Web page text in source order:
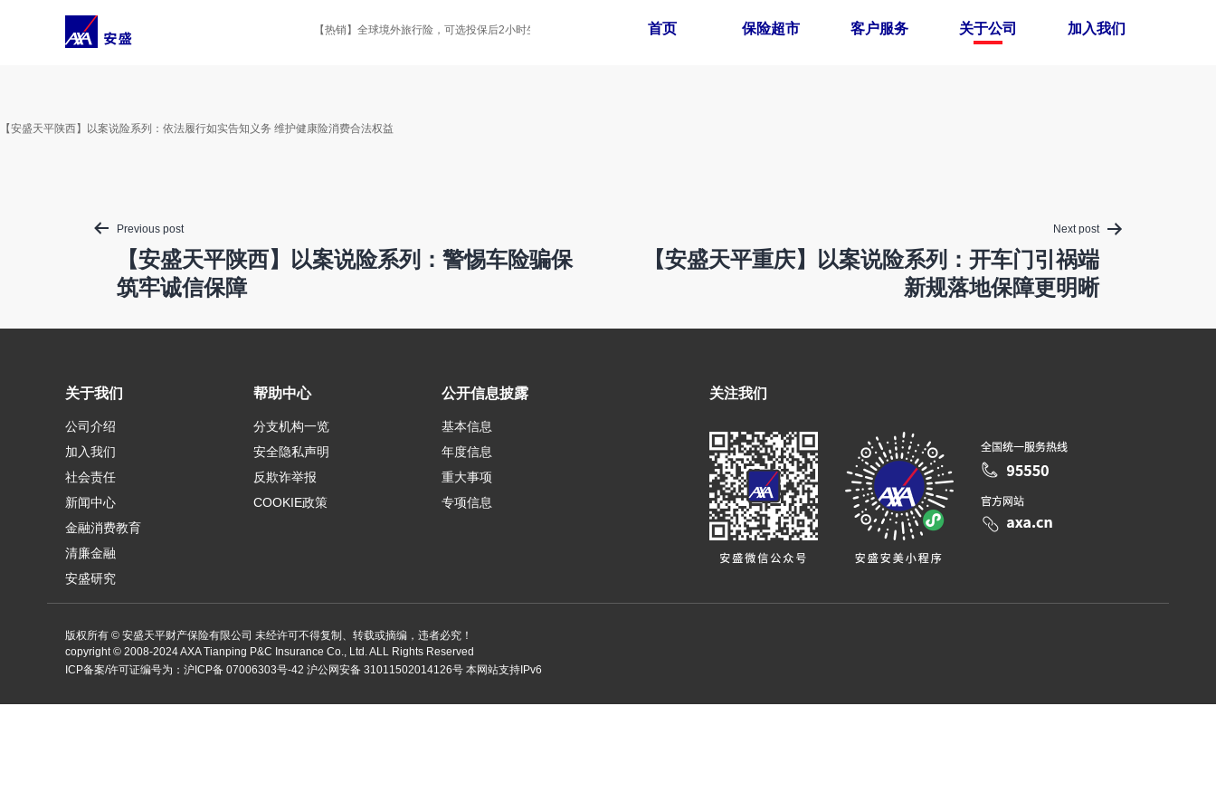
【热销】全球境外旅行险，可选投保后2小时生效，家庭拼团最高享8折 首页 保险超市 客户服务 关于公司 加入我们
【安盛天平陕西】以案说险系列：依法履行如实告知义务 维护健康险消费合法权益
Post
navigation
Previous post
【安盛天平陕西】以案说险系列：警惕车险骗保
筑牢诚信保障
Next post
【安盛天平重庆】以案说险系列：开车门引祸端
新规落地保障更明晰
关于我们
公司介绍
加入我们
社会责任
新闻中心
金融消费教育
清廉金融
安盛研究
帮助中心
分支机构一览
安全隐私声明
反欺诈举报
COOKIE政策
公开信息披露
基本信息
年度信息
重大事项
专项信息
关注我们
版权所有 © 安盛天平财产保险有限公司 未经许可不得复制、转载或摘编，违者必究！
copyright © 2008-2024AXA Tianping P&C Insurance Co., Ltd. ALL Rights Reserved
ICP备案/许可证编号为： 沪ICP备 07006303号-42 沪公网安备 31011502014126号 本网站支持IPv6